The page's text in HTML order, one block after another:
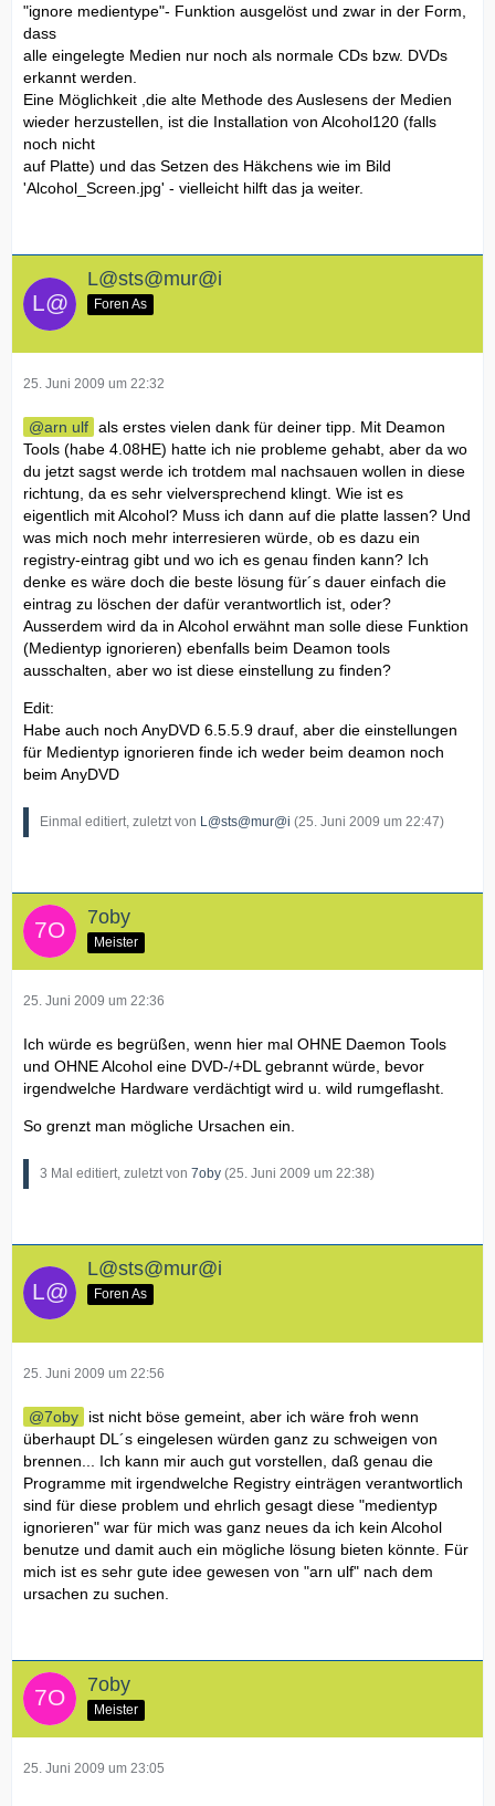
"ignore medientype"- Funktion ausgelöst und zwar in der Form,
dass
alle eingelegte Medien nur noch als normale CDs bzw. DVDs
erkannt werden.
Eine Möglichkeit ,die alte Methode des Auslesens der Medien
wieder herzustellen, ist die Installation von Alcohol120 (falls
noch nicht
auf Platte) und das Setzen des Häkchens wie im Bild
'Alcohol_Screen.jpg' - vielleicht hilft das ja weiter.
L@sts@mur@i
Foren As
25. Juni 2009 um 22:32
arn ulf als erstes vielen dank für deiner tipp. Mit Deamon
Tools (habe 4.08HE) hatte ich nie probleme gehabt, aber da wo
du jetzt sagst werde ich trotdem mal nachsauen wollen in diese
richtung, da es sehr vielversprechend klingt. Wie ist es
eigentlich mit Alcohol? Muss ich dann auf die platte lassen? Und
was mich noch mehr interresieren würde, ob es dazu ein
registry-eintrag gibt und wo ich es genau finden kann? Ich
denke es wäre doch die beste lösung für´s dauer einfach die
eintrag zu löschen der dafür verantwortlich ist, oder?
Ausserdem wird da in Alcohol erwähnt man solle diese Funktion
(Medientyp ignorieren) ebenfalls beim Deamon tools
ausschalten, aber wo ist diese einstellung zu finden?
Edit:
Habe auch noch AnyDVD 6.5.5.9 drauf, aber die einstellungen
für Medientyp ignorieren finde ich weder beim deamon noch
beim AnyDVD
Einmal editiert, zuletzt von L@sts@mur@i (25. Juni 2009 um 22:47)
7oby
Meister
25. Juni 2009 um 22:36
Ich würde es begrüßen, wenn hier mal OHNE Daemon Tools
und OHNE Alcohol eine DVD-/+DL gebrannt würde, bevor
irgendwelche Hardware verdächtigt wird u. wild rumgeflasht.
So grenzt man mögliche Ursachen ein.
3 Mal editiert, zuletzt von 7oby (25. Juni 2009 um 22:38)
L@sts@mur@i
Foren As
25. Juni 2009 um 22:56
7oby
ist nicht böse gemeint, aber ich wäre froh wenn
überhaupt DL´s eingelesen würden ganz zu schweigen von
brennen... Ich kann mir auch gut vorstellen, daß genau die
Programme mit irgendwelche Registry einträgen verantwortlich
sind für diese problem und ehrlich gesagt diese "medientyp
ignorieren" war für mich was ganz neues da ich kein Alcohol
benutze und damit auch ein mögliche lösung bieten könnte. Für
mich ist es sehr gute idee gewesen von "arn ulf" nach dem
ursachen zu suchen.
7oby
Meister
25. Juni 2009 um 23:05